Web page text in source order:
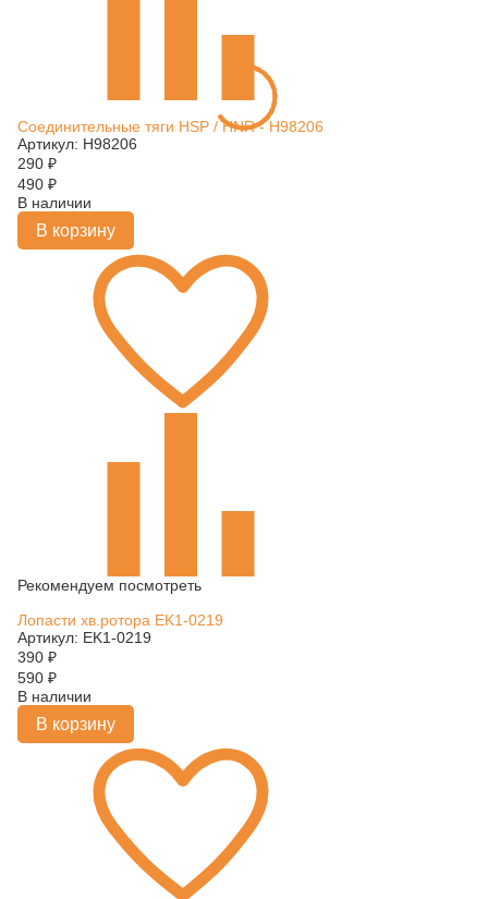
Соединительные тяги HSP / HNR - H98206
Артикул: H98206
290 ₽
490 ₽
В наличии
В корзину
Рекомендуем посмотреть
Лопасти хв.ротора EK1-0219
Артикул: EK1-0219
390 ₽
590 ₽
В наличии
В корзину